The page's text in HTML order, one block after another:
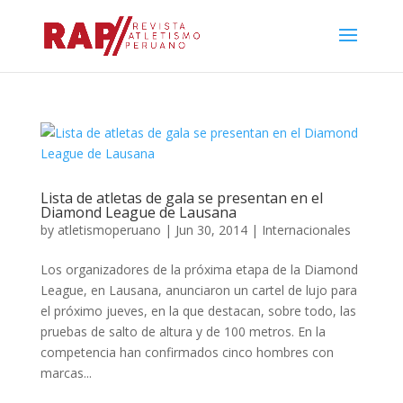
Lista de atletas de gala se presentan en el
Diamond League de Lausana
by atletismoperuano | Jun 30, 2014| Internacionales
Los organizadores de la próxima etapa de la Diamond
League, en Lausana, anunciaron un cartel de lujo para
el próximo jueves, en la que destacan, sobre todo, las
pruebas de salto de altura y de 100 metros. En la
competencia han confirmados cinco hombres con
marcas...